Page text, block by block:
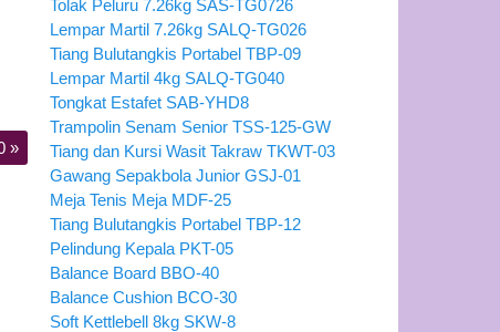
»
Tolak Peluru 7.26kg SAS-TG0726
Lempar Martil 7.26kg SALQ-TG026
Tiang Bulutangkis Portabel TBP-09
Lempar Martil 4kg SALQ-TG040
Tongkat Estafet SAB-YHD8
Trampolin Senam Senior TSS-125-GW
Tiang dan Kursi Wasit Takraw TKWT-03
Gawang Sepakbola Junior GSJ-01
Meja Tenis Meja MDF-25
Tiang Bulutangkis Portabel TBP-12
Pelindung Kepala PKT-05
Balance Board BBO-40
Balance Cushion BCO-30
Soft Kettlebell 8kg SKW-8